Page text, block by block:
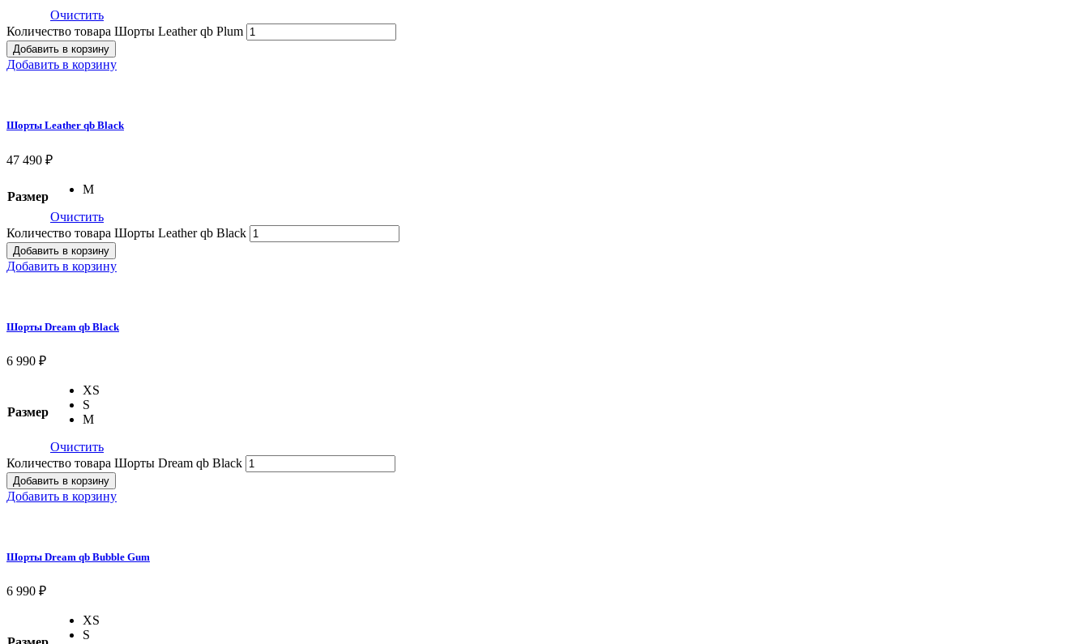
Очистить
Количество товара Шорты Leather qb Plum
Добавить в корзину
Добавить в корзину
Шорты Leather qb Black
47 490 ₽
Размер
M
Очистить
Количество товара Шорты Leather qb Black
Добавить в корзину
Добавить в корзину
Шорты Dream qb Black
6 990 ₽
Размер
XS
S
M
Очистить
Количество товара Шорты Dream qb Black
Добавить в корзину
Добавить в корзину
Шорты Dream qb Bubble Gum
6 990 ₽
XS
S